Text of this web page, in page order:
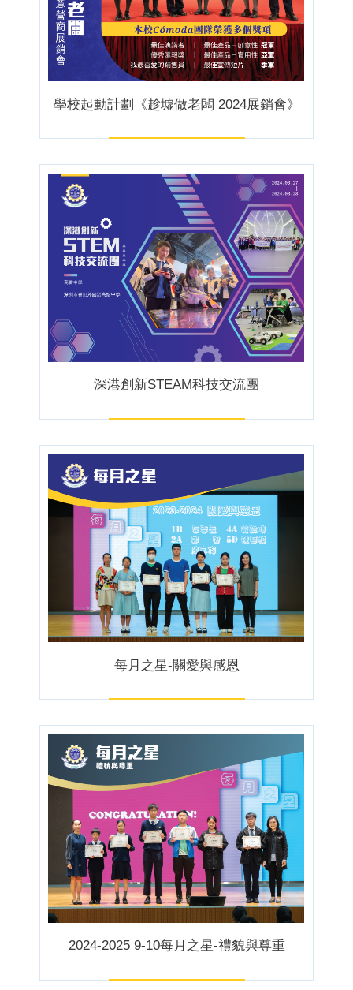
學校起動計劃《趁墟做老闆 2024展銷會》
深港創新STEAM科技交流團
每月之星-關愛與感恩
2024-2025 9-10每月之星-禮貌與尊重